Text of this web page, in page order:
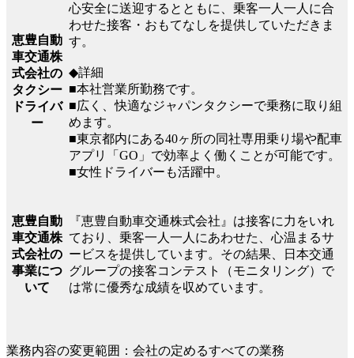
恵豊自動
車交通株
式会社の
タクシー
ドライバ
ー
心安全に送迎するとともに、乗客一人一人に合
わせた接客・おもてなしを提供していただきま
す。
◆詳細
■本社営業所勤務です。
■広く、快適なジャパンタクシーで乗務に取り組
めます。
■東京都内にある40ヶ所の同社専用乗り場や配車
アプリ「GO」で効率よく働くことが可能です。
■女性ドライバーも活躍中。
恵豊自動
車交通株
式会社の
事業につ
いて
『恵豊自動車交通株式会社』は接客に力をいれ
ており、乗客一人一人にあわせた、心温まるサ
ービスを提供しています。その結果、日本交通
グループの接客コンテスト（モニタリング）で
は常に優秀な成績を収めています。
業務内容の変更範囲：会社の定めるすべての業務